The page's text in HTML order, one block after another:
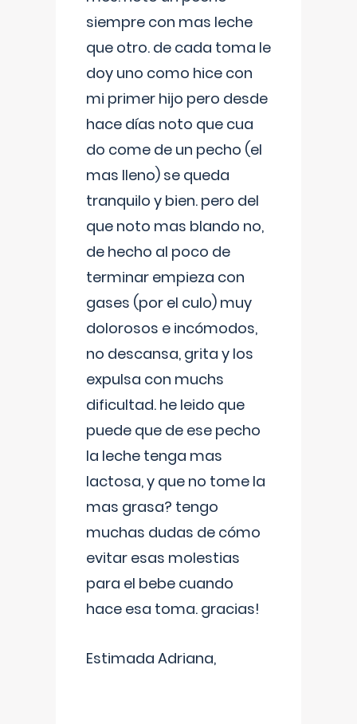
siempre con mas leche
que otro. de cada toma le
doy uno como hice con
mi primer hijo pero desde
hace días noto que cua
do come de un pecho (el
mas lleno) se queda
tranquilo y bien. pero del
que noto mas blando no,
de hecho al poco de
terminar empieza con
gases (por el culo) muy
dolorosos e incómodos,
no descansa, grita y los
expulsa con muchs
dificultad. he leido que
puede que de ese pecho
la leche tenga mas
lactosa, y que no tome la
mas grasa? tengo
muchas dudas de cómo
evitar esas molestias
para el bebe cuando
hace esa toma. gracias!
Estimada Adriana,